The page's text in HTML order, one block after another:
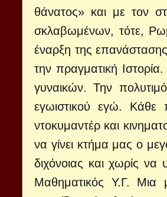
θάνατος» και με τον
σκλαβωμένων, τότε,
έναρξη της
την πραγματική
γυναικών. Την
εγωιστικού εγώ. Κάθε
ντοκυμαντέρ και
να γίνει κτήμα μας ο
διχόνοιας και χωρίς
Μαθηματικός Υ.Γ. Μια